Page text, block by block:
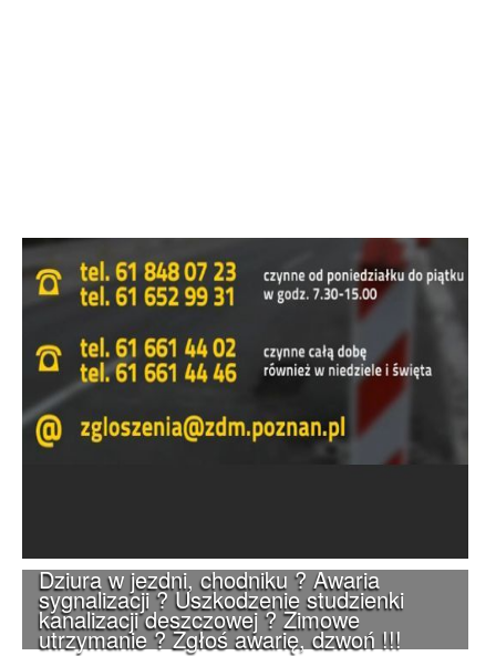
Dziura w jezdni, chodniku ? Awaria
sygnalizacji ? Uszkodzenie studzienki
kanalizacji deszczowej ? Zimowe
utrzymanie ? Zgłoś awarię, dzwoń !!!